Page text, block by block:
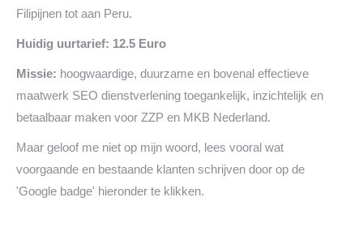
Filipijnen tot aan Peru.
Huidig uurtarief: 12.5 Euro
Missie: hoogwaardige, duurzame en bovenal effectieve
maatwerk SEO dienstverlening toegankelijk, inzichtelijk en
betaalbaar maken voor ZZP en MKB Nederland.
Maar geloof me niet op mijn woord, lees vooral wat
voorgaande en bestaande klanten schrijven door op de
'Google badge' hieronder te klikken.